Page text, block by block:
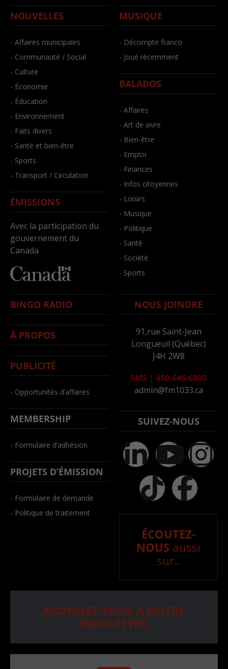
NOUVELLES
- Affaires municipales
- Communauté / Social
- Culture
- Économie
- Éducation
- Environnement
- Faits divers
- Santé et bien-être
- Sports
- Transport / Circulation
ÉMISSIONS
Avec la participation du
gouvernement du
Canada
MUSIQUE
- Décompte franco
- Joué récemment
BALADOS
- Affaires
- Art de vivre
- Bien-être
- Emploi
- Finances
- Infos citoyennes
- Loisirs
- Musique
- Politique
- Santé
- Société
- Sports
BINGO RADIO
À PROPOS
PUBLICITÉ
- Opportunités d’affaires
MEMBERSHIP
- Formulaire d’adhésion
PROJETS D’ÉMISSION
- Formulaire de demande
- Politique de traitement
NOUS JOINDRE
91,rue Saint-Jean
Longueuil (Québec)
J4H 2W8
SMS | 450-646-6800
admin@fm1033.ca
SUIVEZ-NOUS
ÉCOUTEZ-
NOUS aussi
sur..
ABONNEZ-VOUS À NOTRE
INFOLETTRE